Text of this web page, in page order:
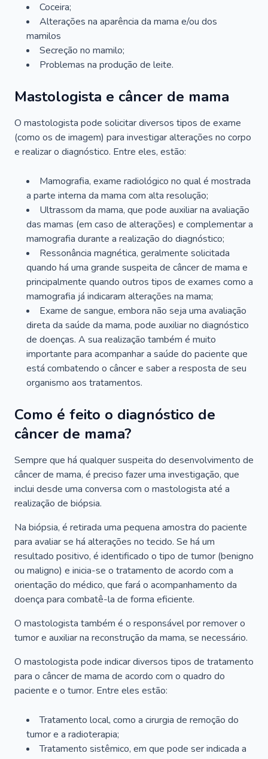
Coceira;
Alterações na aparência da mama e/ou dos
mamilos
Secreção no mamilo;
Problemas na produção de leite.
Mastologista e câncer de mama
O mastologista pode solicitar diversos tipos de exame
(como os de imagem) para investigar alterações no corpo
e realizar o diagnóstico. Entre eles, estão:
Mamografia, exame radiológico no qual é mostrada
a parte interna da mama com alta resolução;
Ultrassom da mama, que pode auxiliar na avaliação
das mamas (em caso de alterações) e complementar a
mamografia durante a realização do diagnóstico;
Ressonância magnética, geralmente solicitada
quando há uma grande suspeita de câncer de mama e
principalmente quando outros tipos de exames como a
mamografia já indicaram alterações na mama;
Exame de sangue, embora não seja uma avaliação
direta da saúde da mama, pode auxiliar no diagnóstico
de doenças. A sua realização também é muito
importante para acompanhar a saúde do paciente que
está combatendo o câncer e saber a resposta de seu
organismo aos tratamentos.
Como é feito o diagnóstico de
câncer de mama?
Sempre que há qualquer suspeita do desenvolvimento de
câncer de mama, é preciso fazer uma investigação, que
inclui desde uma conversa com o mastologista até a
realização de biópsia.
Na biópsia, é retirada uma pequena amostra do paciente
para avaliar se há alterações no tecido. Se há um
resultado positivo, é identificado o tipo de tumor (benigno
ou maligno) e inicia-se o tratamento de acordo com a
orientação do médico, que fará o acompanhamento da
doença para combatê-la de forma eficiente.
O mastologista também é o responsável por remover o
tumor e auxiliar na reconstrução da mama, se necessário.
O mastologista pode indicar diversos tipos de tratamento
para o câncer de mama de acordo com o quadro do
paciente e o tumor. Entre eles estão:
Tratamento local, como a cirurgia de remoção do
tumor e a radioterapia;
Tratamento sistêmico, em que pode ser indicada a